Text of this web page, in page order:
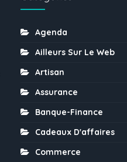
Agenda
Ailleurs Sur Le Web
Artisan
Assurance
Banque-Finance
Cadeaux D'affaires
Commerce